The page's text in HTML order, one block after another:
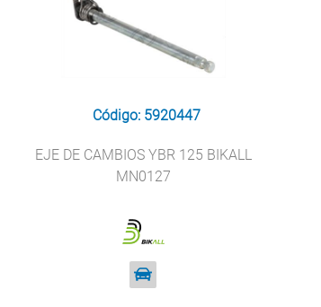
Código: 5920447
EJE DE CAMBIOS YBR 125 BIKALL
MN0127